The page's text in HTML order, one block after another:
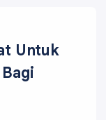
Untuk